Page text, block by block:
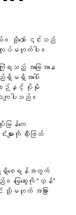
ျား
သို့သော် ၎င်းသည်
လုပ်မဟုတ်ပါ။
ရသည့် အခြေအနေ
ရှိမရှိအပေါ်
စဉ်နှင့် ပိုမို
ျပါသည်။
မြန်လေ
ျားကို လှီးဖြတ်
ရရှိစေရန်အတွက်
မြေဆွေးကို “လှန်”
သို့မဟုတ် အခြား